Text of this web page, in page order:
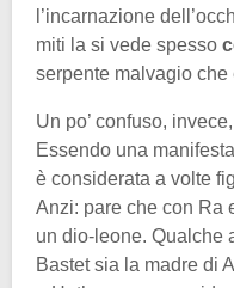
l’incarnazione
miti la si vede spesso
serpente malvagio che
Un po’ confuso,
Essendo una
è considerata a volte
Anzi: pare che con Ra
un dio-leone. Qualche
Bastet sia la madre di